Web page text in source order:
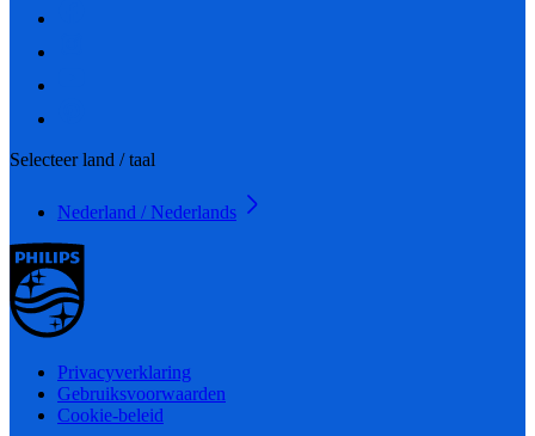
Selecteer land / taal
Nederland / Nederlands
Privacyverklaring
Gebruiksvoorwaarden
Cookie-beleid